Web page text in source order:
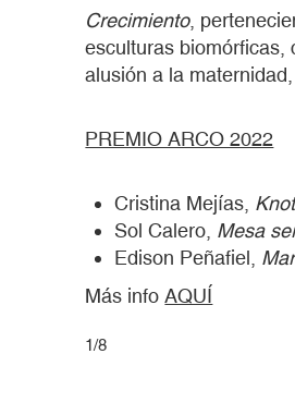
Crecimiento,
esculturas biomórficas,
alusión a la
PREMIO ARCO 2022
Cristina Mejías,
Sol Calero, Mesa
Edison Peñafiel,
Más infoAQUÍ
1/8